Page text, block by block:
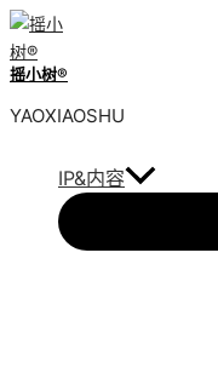
跳
到
内
容
摇小树®️
YAOXIAOSHU
IP&内容